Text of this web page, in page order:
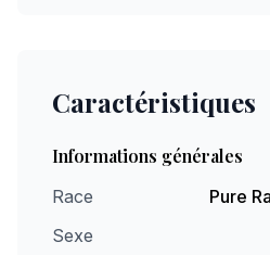
Caractéristiques
Informations générales
Race
Pure
Sexe